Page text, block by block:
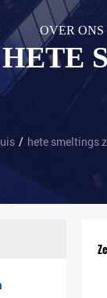
OVER ONS
HETE
/ hete smeltings